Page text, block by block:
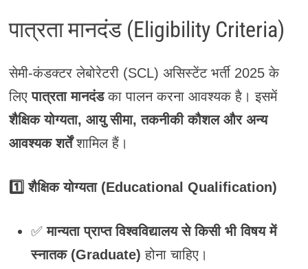
पात्रता मानदंड (Eligibility Criteria)
सेमी-कंडक्टर लेबोरेटरी (SCL) असिस्टेंट भर्ती 2025 के
लिएपात्रता मानदंडका पालन करना आवश्यक है। इसमें
शैक्षिक योग्यता, आयु सीमा, तकनीकी कौशल और अन्य
आवश्यक शर्तेंशामिल हैं।
1️⃣ शैक्षिक योग्यता (Educational Qualification)
✅मान्यता प्राप्त विश्वविद्यालय से किसी भी विषय में
स्नातक (Graduate) होना चाहिए।